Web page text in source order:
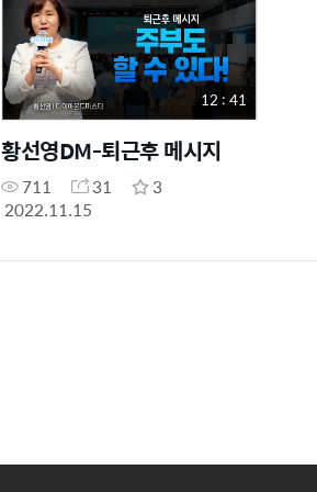
12 : 41
황선영DM-퇴근후 메시지
711 31
3
2022.11.15